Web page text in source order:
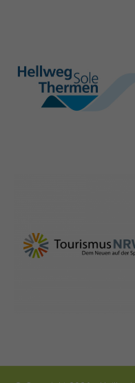
hellweg-sole-
thermen.de
nrw-
tourismus.de